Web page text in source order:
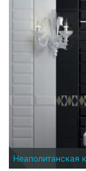
Неаполитанская